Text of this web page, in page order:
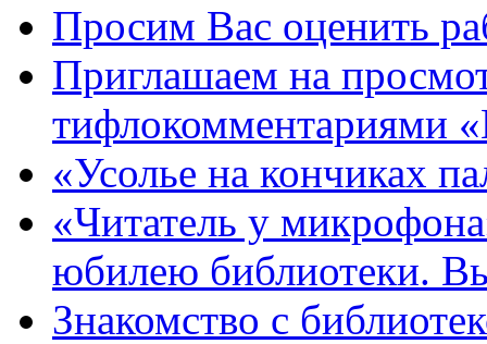
Просим Вас оценить
Приглашаем на
тифлокомментариями
«Усолье на кончиках
«Читатель у
юбилею библиотеки.
Знакомство с